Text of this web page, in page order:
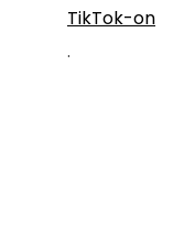
TikTok-on
.